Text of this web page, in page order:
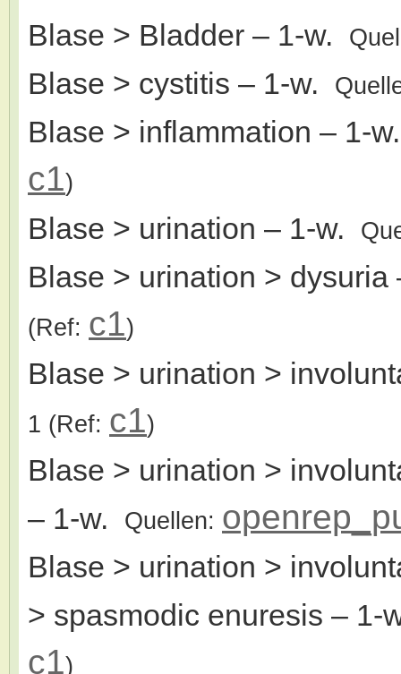
Blase > Bladder – 1-w.
Blase > cystitis – 1-w.
Blase > inflammation – 1-
c1)
Blase > urination – 1-w.
Blase > urination > dysuria
(Ref: c1)
Blase > urination >
1 (Ref: c1)
Blase > urination >
– 1-w.
Quellen:
Blase > urination >
> spasmodic enuresis – 1-
c1)